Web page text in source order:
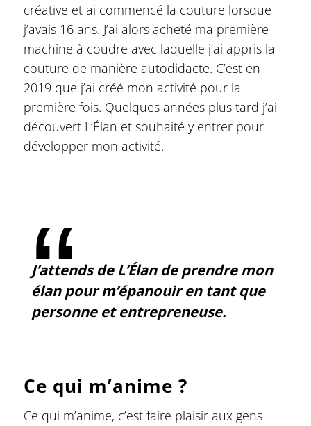
créative et ai commencé la couture lorsque
j’avais 16 ans. J’ai alors acheté ma première
machine à coudre avec laquelle j’ai appris la
couture de manière autodidacte. C’est en
2019 que j’ai créé mon activité pour la
première fois. Quelques années plus tard j’ai
découvert L’Élan et souhaité y entrer pour
développer mon activité.
J’attends de L’Élan de prendre mon
élan pour m’épanouir en tant que
personne et entrepreneuse.
Ce qui m’anime ?
Ce qui m’anime, c’est faire plaisir aux gens